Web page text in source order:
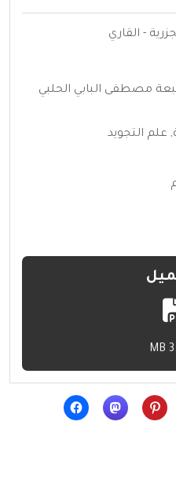
- القاري
مصطفى البابي الحلبي
, علم التجويد